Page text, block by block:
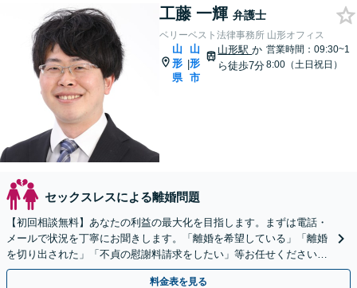
工藤 一輝 弁護士
ベリーベスト法律事務所 山形オフィス
山
形
県
|
山
形
市
山形駅か
ら徒歩7分
営業時間：09:30~1
8:00（土日祝日）
セックスレスによる離婚問題
【初回相談無料】あなたの利益の最大化を目指します。まずは電話・
メールで状況を丁寧にお聞きします。「離婚を希望している」「離婚
を切り出された」「不貞の慰謝料請求をしたい」等お任せください。
【リーズナブルな料金設定】
料金表を見る